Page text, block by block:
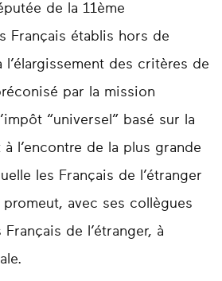
de la 11ème
Français établis hors de
l’élargissement des critères de
par ​la mission
“universel” basé sur la
l’encontre de la plus grande
les Français de l’étranger
avec ses collègues
de l’étranger, à